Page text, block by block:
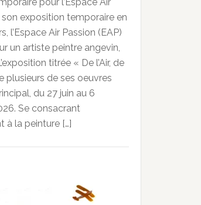
pour l’Espace Air
son exposition temporaire en
l’Espace Air Passion (EAP)
un artiste peintre angevin,
titrée « De l’Air, de
plusieurs de ses oeuvres
du 27 juin au 6
Se consacrant
à la peinture […]